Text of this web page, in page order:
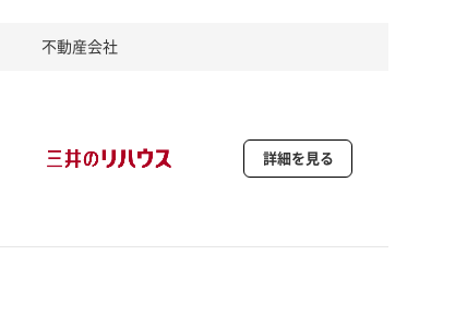
不動産会社
詳細を見る